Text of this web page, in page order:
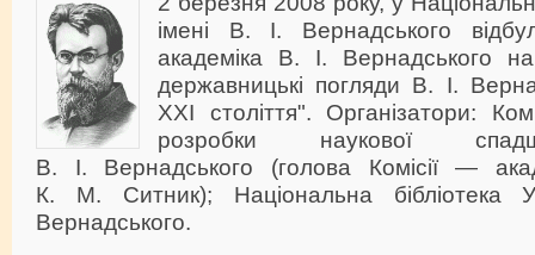
імені В. І. Вернадського
академіка В. І. Вернадського
державницькі погляди В. І.
XXI століття". Організатори:
розробки наукової
В. І. Вернадського (голова Комісії —
К. М. Ситник); Національна бібліотека
Вернадського.